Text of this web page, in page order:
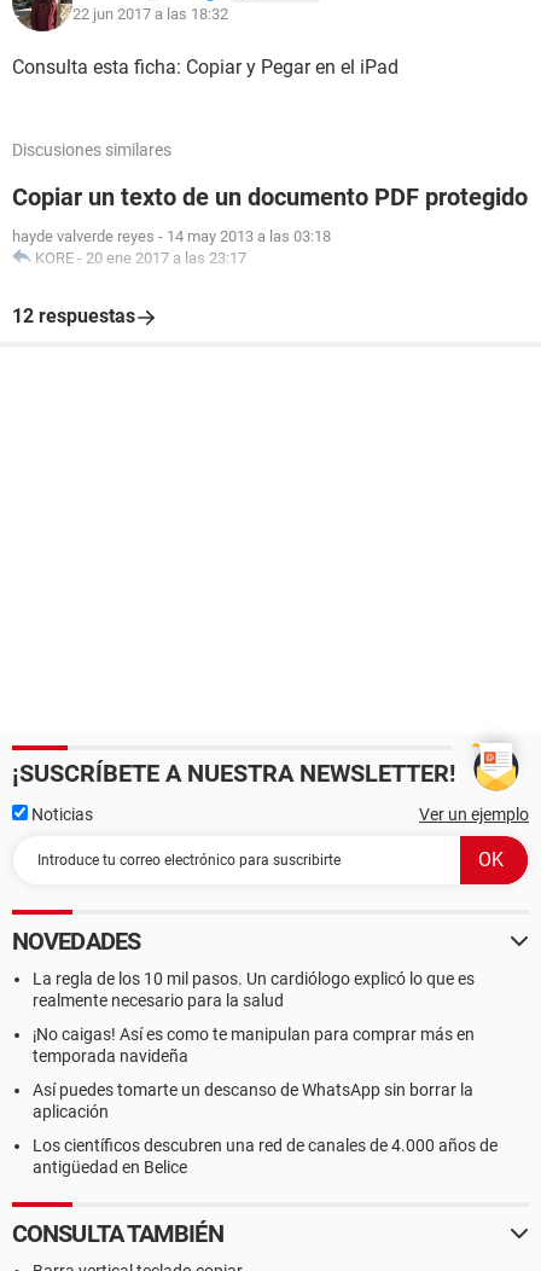
22 jun 2017 a las 18:32
Consulta esta ficha: Copiar y Pegar en el iPad
Discusiones similares
Copiar un texto de un documento PDF protegido
hayde valverde reyes - 14 may 2013 a las 03:18
KORE - 20 ene 2017 a las 23:17
12 respuestas
¡SUSCRÍBETE A NUESTRA NEWSLETTER!
Noticias Ver un ejemplo
NOVEDADES
La regla de los 10 mil pasos. Un cardiólogo explicó lo que es
realmente necesario para la salud
¡No caigas! Así es como te manipulan para comprar más en
temporada navideña
Así puedes tomarte un descanso de WhatsApp sin borrar la
aplicación
Los científicos descubren una red de canales de 4.000 años de
antigüedad en Belice
CONSULTA TAMBIÉN